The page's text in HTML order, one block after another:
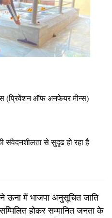
(प्रिवेंशन ऑफ अनफेयर मीन्स)
संवेदनशीलता से सुदृढ हो रहा है
ऊना में भाजपा अनुसूचित जाति
सम्मिलित होकर सम्मानित जनता के